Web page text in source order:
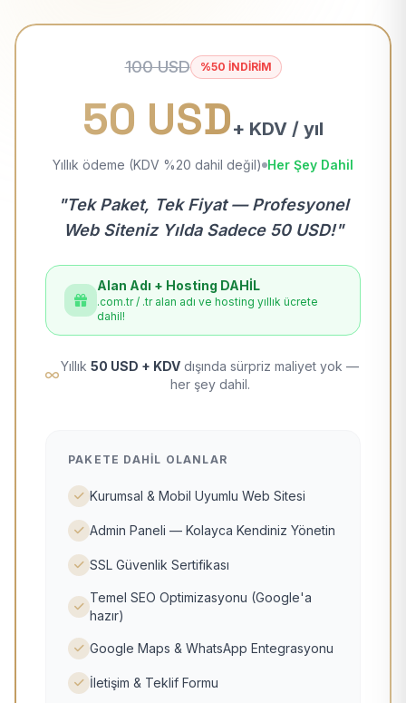
100 USD %50 İNDİRİM
50 USD+ KDV / yıl
Yıllık ödeme (KDV %20 dahil değil) Her Şey Dahil
"Tek Paket, Tek Fiyat — Profesyonel
Web Siteniz Yılda Sadece 50 USD!"
Alan Adı + Hosting DAHİL
.com.tr / .tr alan adı ve hosting yıllık ücrete
dahil!
Yıllık 50 USD + KDV dışında sürpriz maliyet yok —
her şey dahil.
PAKETE DAHIL OLANLAR
Kurumsal & Mobil Uyumlu Web Sitesi
Admin Paneli — Kolayca Kendiniz Yönetin
SSL Güvenlik Sertifikası
Temel SEO Optimizasyonu (Google'a
hazır)
Google Maps & WhatsApp Entegrasyonu
İletişim & Teklif Formu